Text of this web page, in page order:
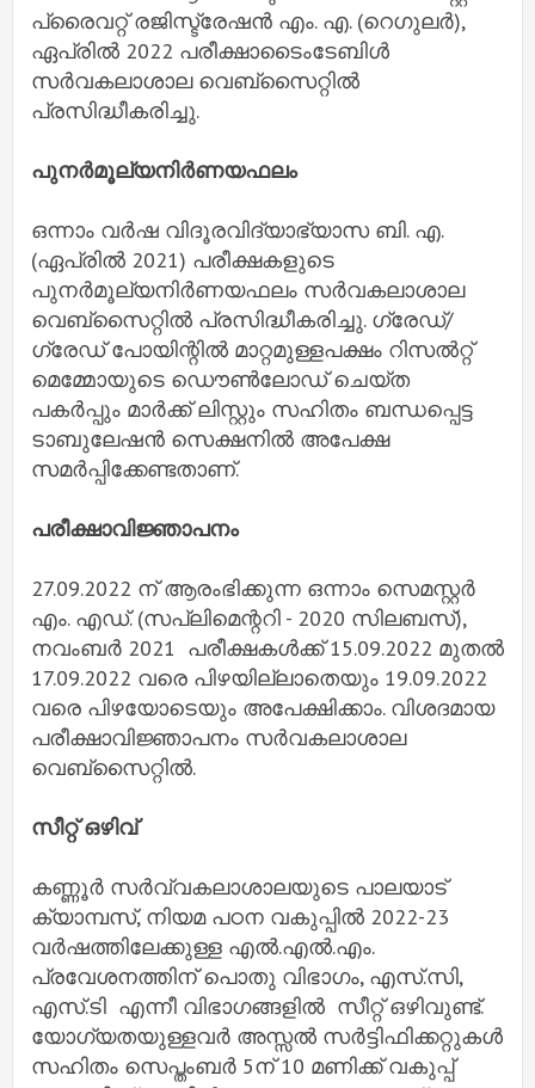
പ്രൈവറ്റ് രജിസ്ട്രേഷൻ എം. എ. (റെഗുലർ),
ഏപ്രിൽ 2022 പരീക്ഷാടൈംടേബിൾ
സർവകലാശാല വെബ്സൈറ്റിൽ
പ്രസിദ്ധീകരിച്ചു.
പുനർമൂല്യനിർണയഫലം
ഒന്നാം വർഷ വിദൂരവിദ്യാഭ്യാസ ബി. എ.
(ഏപ്രിൽ 2021) പരീക്ഷകളുടെ
പുനർമൂല്യനിർണയഫലം സർവകലാശാല
വെബ്സൈറ്റിൽ പ്രസിദ്ധീകരിച്ചു. ഗ്രേഡ്/
ഗ്രേഡ് പോയിന്റിൽ മാറ്റമുള്ളപക്ഷം റിസൽറ്റ്
മെമ്മോയുടെ ഡൌൺലോഡ് ചെയ്ത
പകർപ്പും മാർക്ക് ലിസ്റ്റും സഹിതം ബന്ധപ്പെട്ട
ടാബുലേഷൻ സെക്ഷനിൽ അപേക്ഷ
സമർപ്പിക്കേണ്ടതാണ്.
പരീക്ഷാവിജ്ഞാപനം
27.09.2022 ന് ആരംഭിക്കുന്ന ഒന്നാം സെമസ്റ്റർ
എം. എഡ്. (സപ്ലിമെന്ററി - 2020 സിലബസ്),
നവംബർ 2021 പരീക്ഷകൾക്ക് 15.09.2022 മുതൽ
17.09.2022 വരെ പിഴയില്ലാതെയും 19.09.2022
വരെ പിഴയോടെയും അപേക്ഷിക്കാം. വിശദമായ
പരീക്ഷാവിജ്ഞാപനം സർവകലാശാല
വെബ്സൈറ്റിൽ.
സീറ്റ് ഒഴിവ്
കണ്ണൂർ സർവ്വകലാശാലയുടെ പാലയാട്
ക്യാമ്പസ്, നിയമ പഠന വകുപ്പിൽ 2022-23
വർഷത്തിലേക്കുള്ള എൽ.എൽ.എം.
പ്രവേശനത്തിന് പൊതു വിഭാഗം, എസ്.സി,
എസ്.ടി എന്നീ വിഭാഗങ്ങളിൽ സീറ്റ് ഒഴിവുണ്ട്.
യോഗ്യതയുള്ളവർ അസ്സൽ സർട്ടിഫിക്കറ്റുകൾ
സഹിതം സെപ്തംബർ 5ന് 10 മണിക്ക് വകുപ്പ്